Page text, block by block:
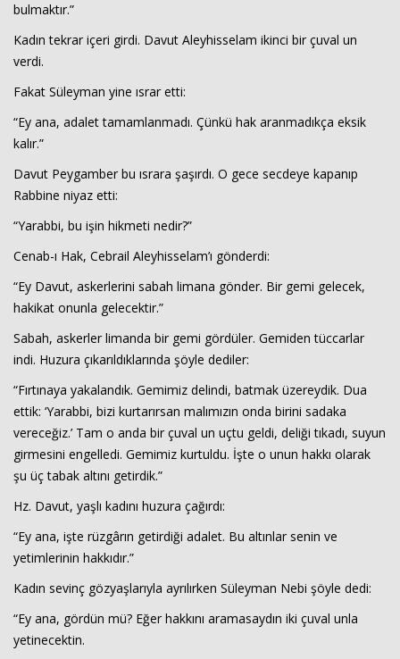
bulmaktır.”
Kadın tekrar içeri girdi. Davut Aleyhisselam ikinci bir çuval un
verdi.
Fakat Süleyman yine ısrar etti:
“Ey ana, adalet tamamlanmadı. Çünkü hak aranmadıkça eksik
kalır.”
Davut Peygamber bu ısrara şaşırdı. O gece secdeye kapanıp
Rabbine niyaz etti:
“Yarabbi, bu işin hikmeti nedir?”
Cenab-ı Hak, Cebrail Aleyhisselam’ı gönderdi:
“Ey Davut, askerlerini sabah limana gönder. Bir gemi gelecek,
hakikat onunla gelecektir.”
Sabah, askerler limanda bir gemi gördüler. Gemiden tüccarlar
indi. Huzura çıkarıldıklarında şöyle dediler:
“Fırtınaya yakalandık. Gemimiz delindi, batmak üzereydik. Dua
ettik: ‘Yarabbi, bizi kurtarırsan malımızın onda birini sadaka
vereceğiz.’ Tam o anda bir çuval un uçtu geldi, deliği tıkadı, suyun
girmesini engelledi. Gemimiz kurtuldu. İşte o unun hakkı olarak
şu üç tabak altını getirdik.”
Hz. Davut, yaşlı kadını huzura çağırdı:
“Ey ana, işte rüzgârın getirdiği adalet. Bu altınlar senin ve
yetimlerinin hakkıdır.”
Kadın sevinç gözyaşlarıyla ayrılırken Süleyman Nebi şöyle dedi:
“Ey ana, gördün mü? Eğer hakkını aramasaydın iki çuval unla
yetinecektin.